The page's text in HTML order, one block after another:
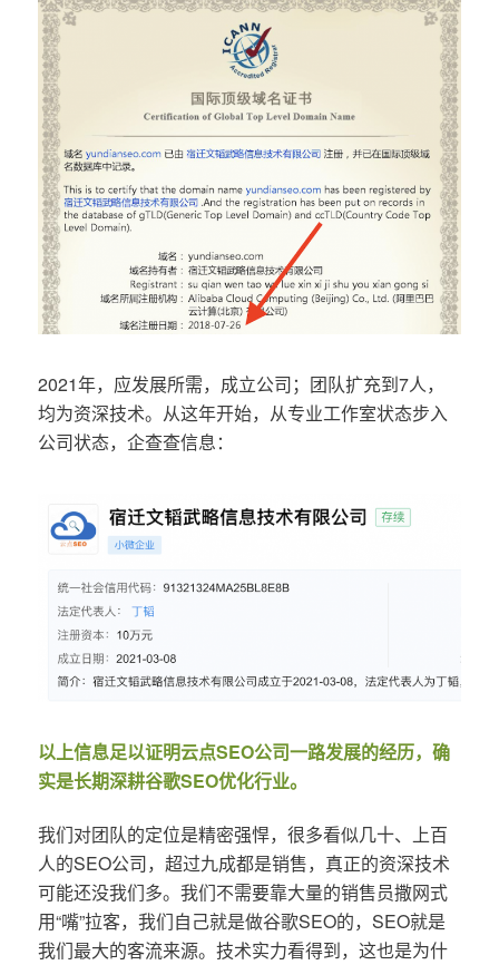
2021年，应发展所需，成立公司；团队扩充到7人，
均为资深技术。从这年开始，从专业工作室状态步入
公司状态，企查查信息：
以上信息足以证明云点SEO公司一路发展的经历，确
实是长期深耕谷歌SEO优化行业。
我们对团队的定位是精密强悍，很多看似几十、上百
人的SEO公司，超过九成都是销售，真正的资深技术
可能还没我们多。我们不需要靠大量的销售员撒网式
用“嘴”拉客，我们自己就是做谷歌SEO的，SEO就是
我们最大的客流来源。技术实力看得到，这也是为什